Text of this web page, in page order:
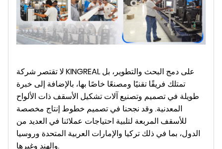
لا تقتصر شركة KINGREAL على دمج البحث والتطوير، بل
تمتلك فريقًا تقنيًا ومصنعًا خاصًا بها، بالإضافة إلى خبرة
طويلة في تصميم وتصنيع آلات تشكيل الأسقف ذات الألواح
المعدنية. وقد نجحنا في تصميم خطوط إنتاج مخصصة
للأسقف المربعة لتلبية احتياجات عملائنا في العديد من
الدول، بما في ذلك تركيا والإمارات العربية المتحدة وروسيا
والهند وغيرها.